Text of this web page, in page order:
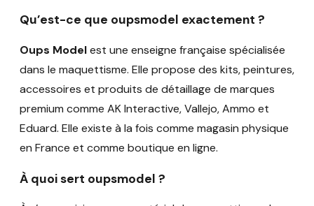
Qu’est-ce que oupsmodel exactement ?
Oups Modelest une enseigne française spécialisée
dans le maquettisme. Elle propose des kits, peintures,
accessoires et produits de détaillage de marques
premium comme AK Interactive, Vallejo, Ammo et
Eduard. Elle existe à la fois comme magasin physique
en France et comme boutique en ligne.
À quoi sert oupsmodel ?